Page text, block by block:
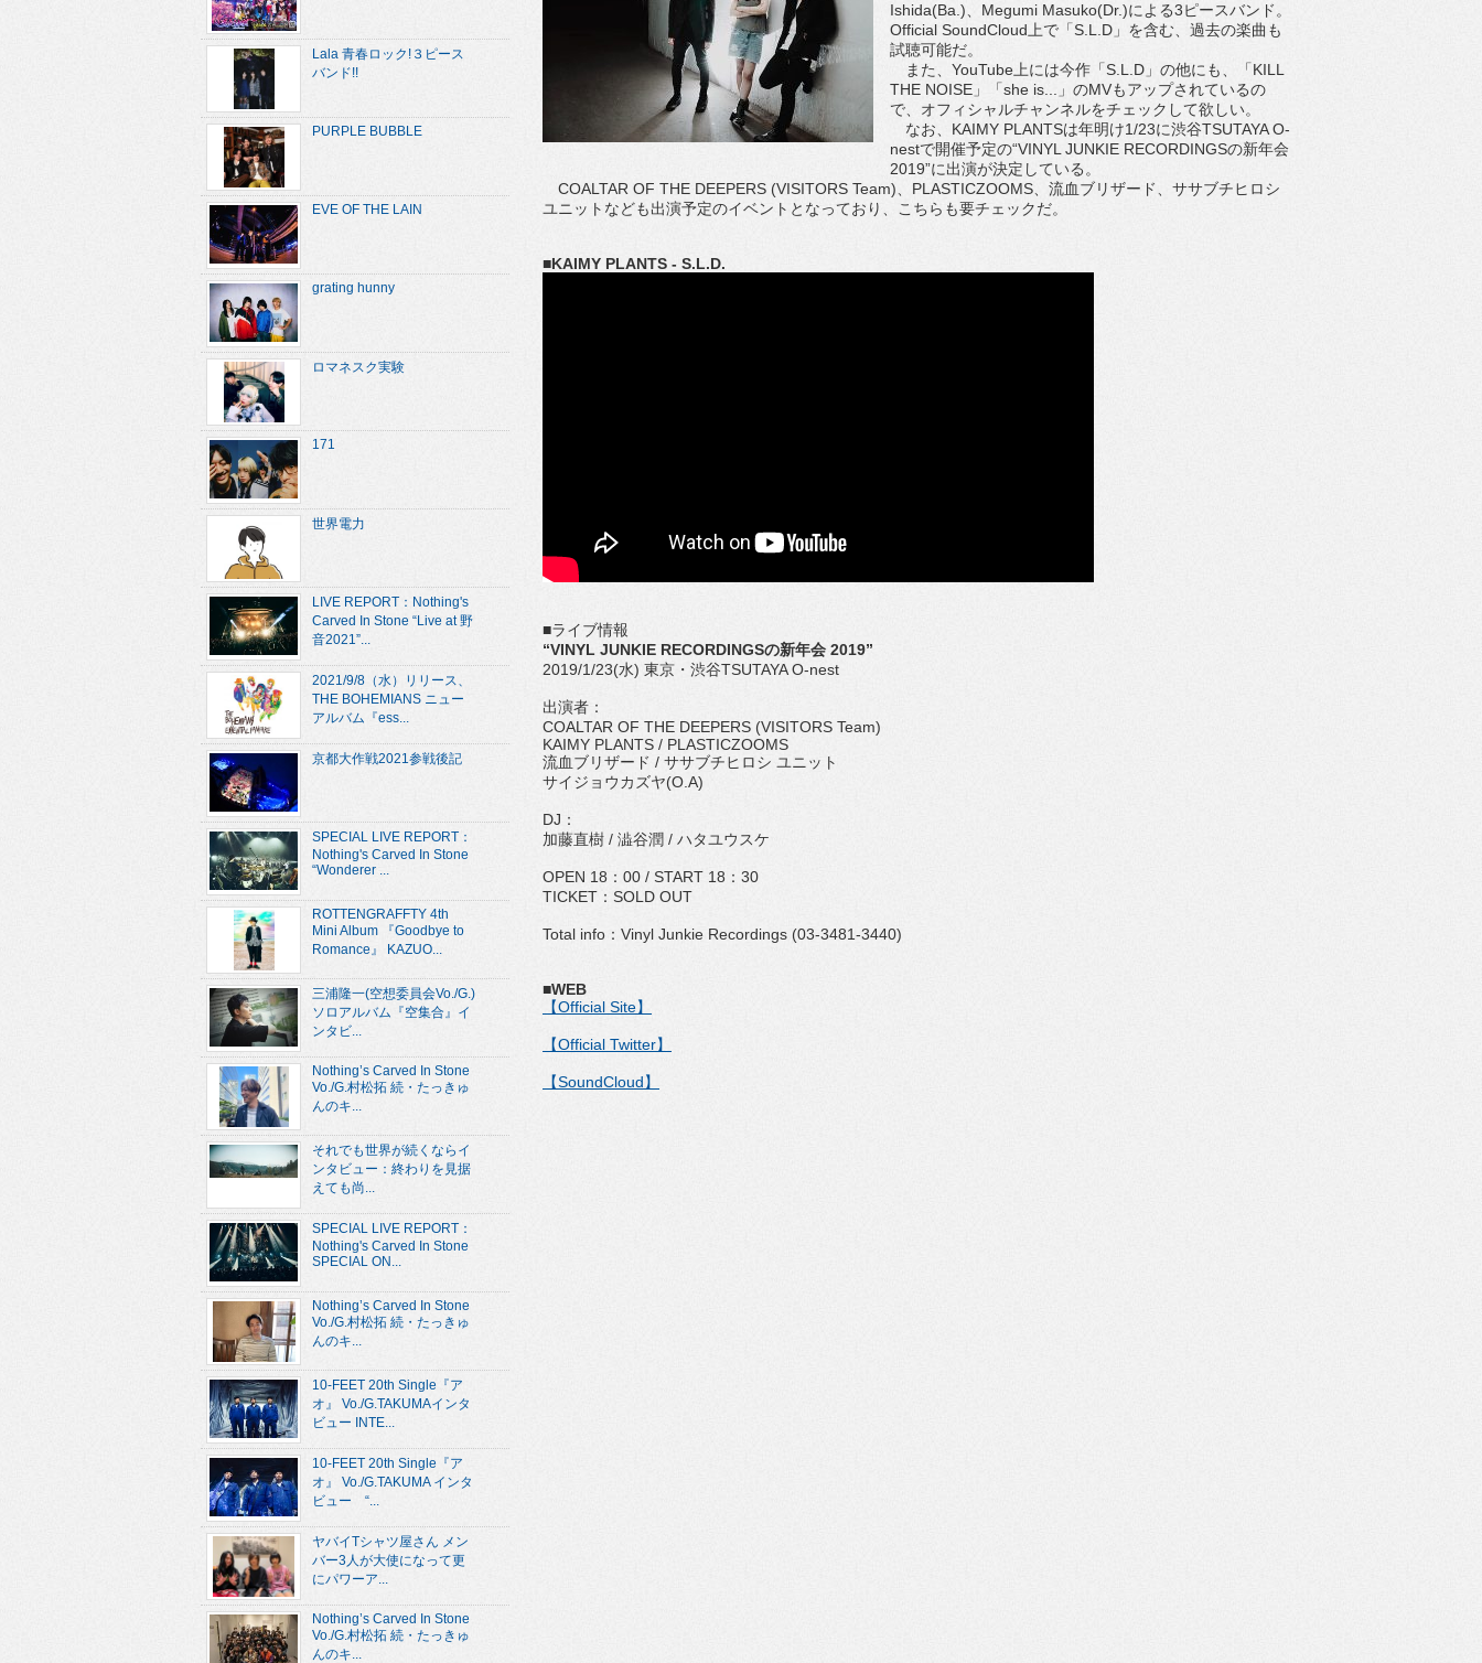
Ishida(Ba.)、Megumi Masuko(Dr.)による3ピースバンド。
Official SoundCloud上で「S.L.D」を含む、過去の楽曲も
試聴可能だ。
また、YouTube上には今作「S.L.D」の他にも、「KILL
THE NOISE」「she is...」のMVもアップされているの
で、オフィシャルチャンネルをチェックして欲しい。
なお、KAIMY PLANTSは年明け1/23に渋谷TSUTAYA O-
nestで開催予定の“VINYL JUNKIE RECORDINGSの新年会
2019”に出演が決定している。
COALTAR OF THE DEEPERS (VISITORS Team)、PLASTICZOOMS、流血ブリザード、ササブチヒロシ
ユニットなども出演予定のイベントとなっており、こちらも要チェックだ。
■KAIMY PLANTS - S.L.D.
■ライブ情報
“VINYL JUNKIE RECORDINGSの新年会 2019”
2019/1/23(水) 東京・渋谷TSUTAYA O-nest
出演者：
COALTAR OF THE DEEPERS (VISITORS Team)
KAIMY PLANTS / PLASTICZOOMS
流血ブリザード / ササブチヒロシ ユニット
サイジョウカズヤ(O.A)
DJ：
加藤直樹 / 澁谷潤 / ハタユウスケ
OPEN 18：00 / START 18：30
TICKET：SOLD OUT
Total info：Vinyl Junkie Recordings (03-3481-3440)
■WEB
【Official Site】
【Official Twitter】
【SoundCloud】
Lala 青春ロック!３ピース
バンド!!
PURPLE BUBBLE
EVE OF THE LAIN
grating hunny
ロマネスク実験
171
世界電力
LIVE REPORT：Nothing's
Carved In Stone “Live at 野
音2021”...
2021/9/8（水）リリース、
THE BOHEMIANS ニュー
アルバム『ess...
京都大作戦2021参戦後記
SPECIAL LIVE REPORT：
Nothing's Carved In Stone
“Wonderer ...
ROTTENGRAFFTY 4th
Mini Album 『Goodbye to
Romance』 KAZUO...
三浦隆一(空想委員会Vo./G.)
ソロアルバム『空集合』イ
ンタビ...
Nothing’s Carved In Stone
Vo./G.村松拓 続・たっきゅ
んのキ...
それでも世界が続くならイ
ンタビュー：終わりを見据
えても尚...
SPECIAL LIVE REPORT：
Nothing's Carved In Stone
SPECIAL ON...
Nothing’s Carved In Stone
Vo./G.村松拓 続・たっきゅ
んのキ...
10-FEET 20th Single『ア
オ』 Vo./G.TAKUMAインタ
ビュー INTE...
10-FEET 20th Single『ア
オ』 Vo./G.TAKUMA インタ
ビュー “...
ヤバイTシャツ屋さん メン
バー3人が大使になって更
にパワーア...
Nothing’s Carved In Stone
Vo./G.村松拓 続・たっきゅ
んのキ...